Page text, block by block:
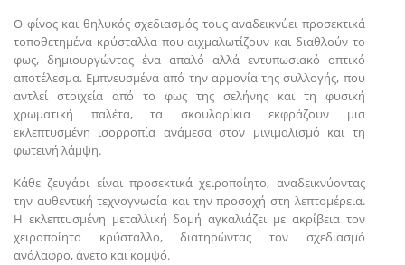
Ο φίνος και θηλυκός σχεδιασμός τους αναδεικνύει προσεκτικά
τοποθετημένα κρύσταλλα που αιχμαλωτίζουν και διαθλούν το
φως, δημιουργώντας ένα απαλό αλλά εντυπωσιακό οπτικό
αποτέλεσμα. Εμπνευσμένα από την αρμονία της συλλογής, που
αντλεί στοιχεία από το φως της σελήνης και τη φυσική
χρωματική παλέτα, τα σκουλαρίκια εκφράζουν μια
εκλεπτυσμένη ισορροπία ανάμεσα στον μινιμαλισμό και τη
φωτεινή λάμψη.
Κάθε ζευγάρι είναι προσεκτικά χειροποίητο, αναδεικνύοντας
την αυθεντική τεχνογνωσία και την προσοχή στη λεπτομέρεια.
Η εκλεπτυσμένη μεταλλική δομή αγκαλιάζει με ακρίβεια τον
χειροποίητο κρύσταλλο, διατηρώντας τον σχεδιασμό
ανάλαφρο, άνετο και κομψό.